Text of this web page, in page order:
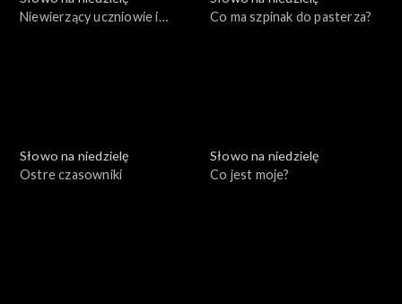
Niewierzący uczniowie i
Co ma szpinak do pasterza?
Słowo na niedzielę
Ostre czasowniki
Słowo na niedzielę
Co jest moje?